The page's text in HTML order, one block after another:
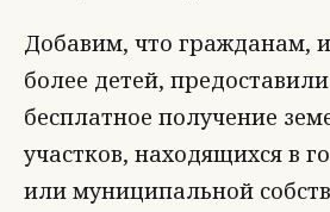
Добавим, что гражданам,
более детей,
бесплатное получение
участков, находящихся в
или муниципальной